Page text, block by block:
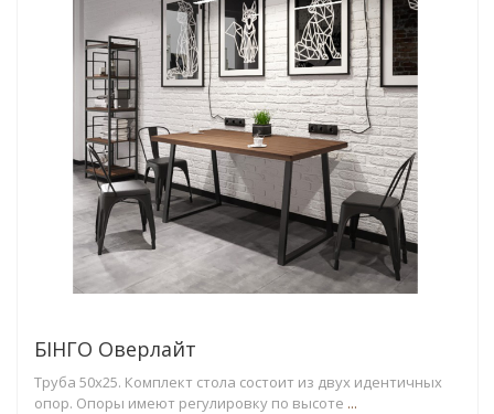
БІНГО Оверлайт
Труба 50х25. Комплект стола состоит из двух идентичных
опор. Опоры имеют регулировку по высоте ...